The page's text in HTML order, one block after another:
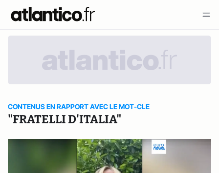
CONTENUS EN RAPPORT AVEC LE MOT-CLE
"FRATELLI D'ITALIA"